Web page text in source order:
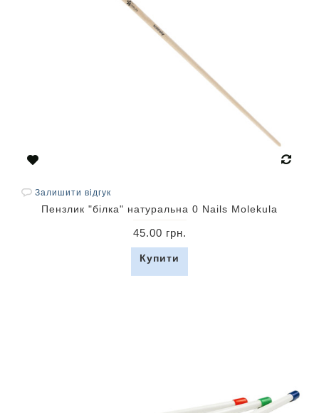
Залишити відгук
Пензлик "білка" натуральна 0 Nails Molekula
45.00 грн.
Купити